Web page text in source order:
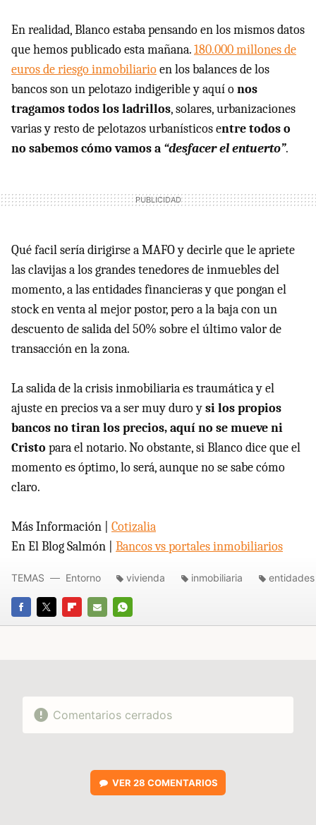
En realidad, Blanco estaba pensando en los mismos datos
que hemos publicado esta mañana.180.000 millones de
euros de riesgo inmobiliarioen los balances de los
bancos son un pelotazo indigerible y aquí onos
tragamos todos los ladrillos, solares, urbanizaciones
varias y resto de pelotazos urbanísticos entre todos o
no sabemos cómo vamos a “desfacer el entuerto”.
Qué facil sería dirigirse aMAFOy decirle que le apriete
las clavijas a los grandes tenedores de inmuebles del
momento, a las entidades financieras y que pongan el
stock en venta al mejor postor, pero a la baja con un
descuento de salida del 50% sobre el último valor de
transacción en la zona.
La salida de la crisis inmobiliaria es traumática y el
ajuste en precios va a ser muy duro ysi los propios
bancos no tiran los precios, aquí no se mueve ni
Cristo para el notario. No obstante, si Blanco dice que el
momento es óptimo, lo será, aunque no se sabe cómo
claro.
Más Información | Cotizalia
En El Blog Salmón | Bancos vs portales inmobiliarios
FACEBOOK
TWITTERFLIPBOARD
E-
WHATSAPP
TEMAS Entorno vivienda inmobiliaria
Comentarios cerrados
VER 28 COMENTARIOS